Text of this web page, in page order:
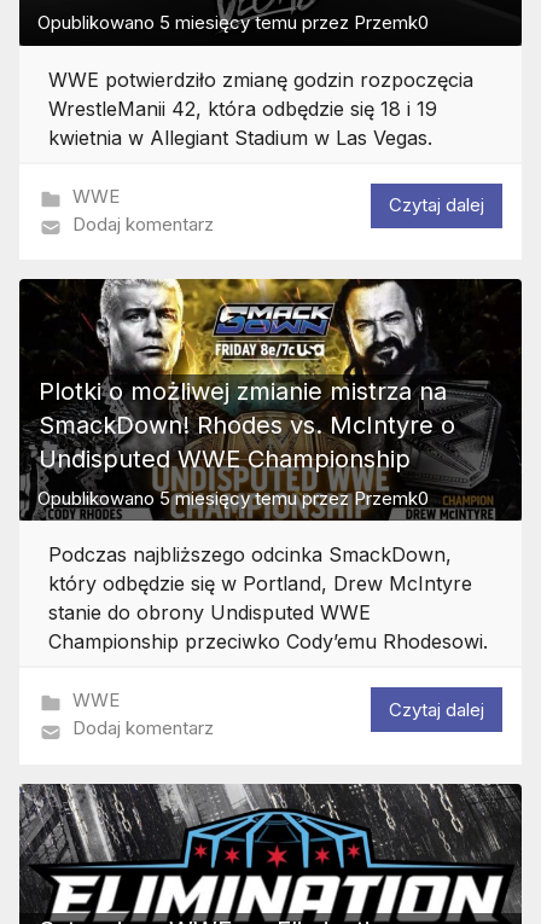
Opublikowano 5 miesięcy temu przez Przemk0
WWE potwierdziło zmianę godzin rozpoczęcia
WrestleManii 42, która odbędzie się 18 i 19
kwietnia w Allegiant Stadium w Las Vegas.
WWE
Dodaj komentarz
Czytaj dalej
Plotki o możliwej zmianie mistrza na
SmackDown! Rhodes vs. McIntyre o
Undisputed WWE Championship
Opublikowano5 miesięcy temuprzezPrzemk0
Podczas najbliższego odcinka SmackDown,
który odbędzie się w Portland, Drew McIntyre
stanie do obrony Undisputed WWE
Championship przeciwko Cody’emu Rhodesowi.
WWE
Dodaj komentarz
Czytaj dalej